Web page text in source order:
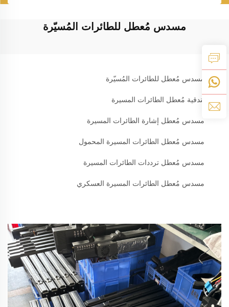
مسدس مُعطل للطائرات المُسيّرة
مسدس مُعطل للطائرات المُسيّرة
بندقية مُعطل الطائرات المسيرة
مسدس مُعطل إشارة الطائرات المسيرة
مسدس مُعطل الطائرات المسيرة المحمول
مسدس مُعطل ترددات الطائرات المسيرة
مسدس مُعطل الطائرات المسيرة العسكري